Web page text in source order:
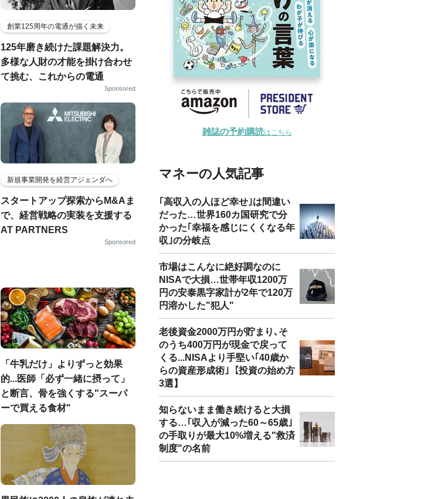
創業125周年の電通が描く未来
125年磨き続けた課題解決力。
多様な人財の才能を掛け合わせ
て挑む、これからの電通
Sponsored
新規事業開発を経営アジェンダへ
スタートアップ探索からM&Aま
で、経営戦略の実装を支援する
AT PARTNERS
Sponsored
「牛乳だけ」よりずっと効果
的...医師「必ず一緒に摂って」
と断言、骨を強くする"スーパ
ーで買える食材"
雑誌の予約購読はこちら
マネーの人気記事
｢高収入の人ほど幸せ｣は間違い
だった…世界160カ国研究で分
かった｢幸福を感じにくくなる年
収｣の分岐点
市場はこんなに絶好調なのに
NISAで大損…世帯年収1200万
円の安泰黒字家計が2年で120万
円溶かした"犯人"
老後資金2000万円が貯まり､そ
のうち400万円が現金で戻って
くる...NISAより手堅い｢40歳か
らの資産形成術｣【投資の始め方
3選】
知らないまま働き続けると大損
する…｢収入が減った60～65歳｣
の手取りが最大10%増える"救済
制度"の名前